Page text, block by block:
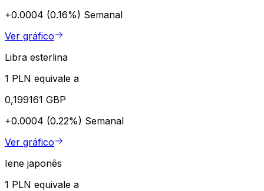
+0.0004 (0.16%) Semanal
Ver gráfico
Libra esterlina
1 PLN equivale a
0,199161 GBP
+0.0004 (0.22%) Semanal
Ver gráfico
Iene japonês
1 PLN equivale a